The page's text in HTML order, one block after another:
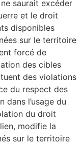
saurait excéder
et le droit
disponibles
sur le territoire
forcé de
des cibles
des violations
du respect des
dans l’usage du
du droit
modifie la
sur le territoire